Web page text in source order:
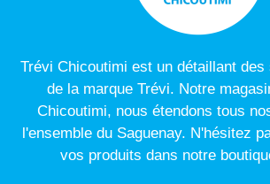
Trévi Chicoutimi est un détaillant
de la marque Trévi. Notre
Chicoutimi, nous étendons tous
l'ensemble du Saguenay. N'hésitez
vos produits dans notre